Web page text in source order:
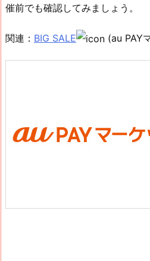
催前でも確認してみましょう。
関連： BIG SALE (au PAY